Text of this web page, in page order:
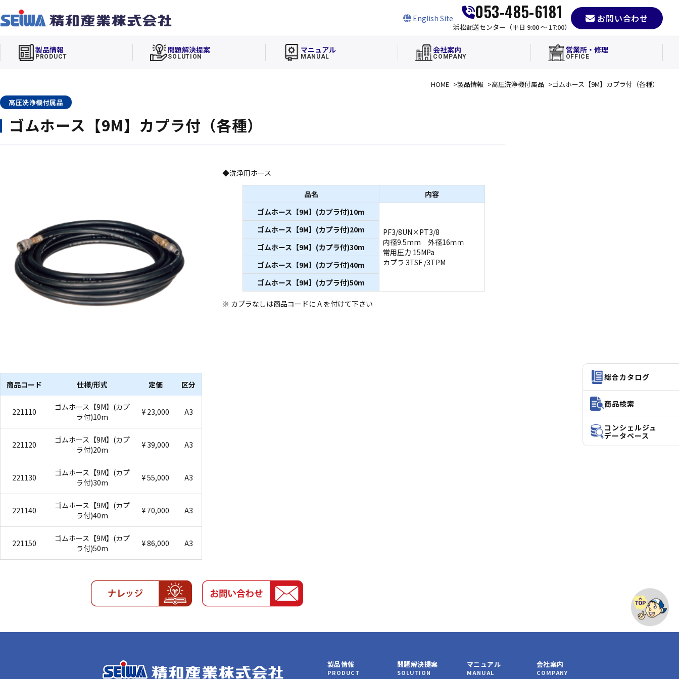
English Site 053-485-6181
浜松配送センター（平日 9:00 〜 17:00）
お問い合わせ
製品情報
PRODUCT
問題解決提案
SOLUTION
マニュアル
MANUAL
会社案内
COMPANY
営業所・修理
OFFICE
HOME 製品情報 高圧洗浄機付属品
ゴムホース【9M】カプラ付（各種）
高圧洗浄機付属品
ゴムホース【9M】カプラ付（各種）
商品コード 仕様/形式 定価 区分
221110
ゴムホース【9M】(カプ
ラ付)10m
¥ 23,000 A3
221120
ゴムホース【9M】(カプ
ラ付)20m
¥ 39,000 A3
221130
ゴムホース【9M】(カプ
ラ付)30m
¥ 55,000 A3
221140
ゴムホース【9M】(カプ
ラ付)40m
¥ 70,000 A3
221150
ゴムホース【9M】(カプ
ラ付)50m
¥ 86,000 A3
◆洗浄用ホース
品名
内容
ゴムホース【9M】(カプラ付)10m
PF3/8UN×PT3/8
内径9.5mm 外径16ｍｍ
常用圧力 15MPa
カプラ 3TSF /3TPM
ゴムホース【9M】(カプラ付)20m
ゴムホース【9M】(カプラ付)30m
ゴムホース【9M】(カプラ付)40m
ゴムホース【9M】(カプラ付)50m
※ カプラなしは商品コードに A を付けて下さい
製品情報
PRODUCT
問題解決提案
SOLUTION
マニュアル
MANUAL
会社案内
COMPANY
総合カタログ
商品検索
コンシェルジュ
データベース